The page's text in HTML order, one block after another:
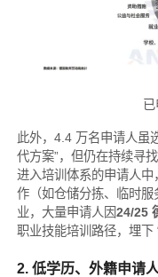
此外，4.4 万名申请人虽
代方案”，但仍在持续寻
进入培训体系的申请人
作（如仓储分拣、临时
业，大量申请人因24/25
职业技能培训路径，埋下
2. 低学历、外籍申请